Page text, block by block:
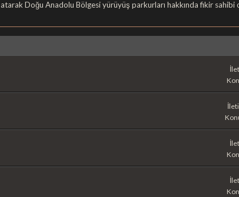
Doğu Anadolu Bölgesi yürüyüş parkurları hakkında fikir sahibi